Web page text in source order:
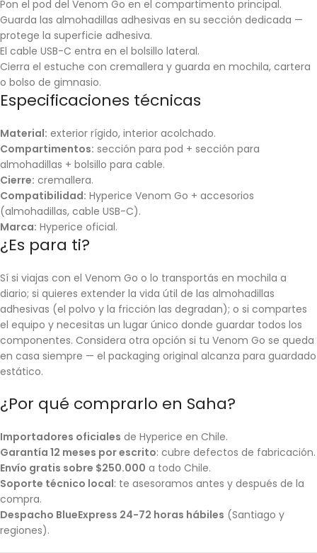
Pon el pod del Venom Go en el compartimento principal.
Guarda las almohadillas adhesivas en su sección dedicada —
protege la superficie adhesiva.
El cable USB-C entra en el bolsillo lateral.
Cierra el estuche con cremallera y guarda en mochila, cartera
o bolso de gimnasio.
Especificaciones técnicas
Material: exterior rígido, interior acolchado.
Compartimentos: sección para pod + sección para
almohadillas + bolsillo para cable.
Cierre: cremallera.
Compatibilidad: Hyperice Venom Go + accesorios
(almohadillas, cable USB-C).
Marca: Hyperice oficial.
¿Es para ti?
Sí si viajas con el Venom Go o lo transportás en mochila a
diario; si quieres extender la vida útil de las almohadillas
adhesivas (el polvo y la fricción las degradan); o si compartes
el equipo y necesitas un lugar único donde guardar todos los
componentes. Considera otra opción si tu Venom Go se queda
en casa siempre — el packaging original alcanza para guardado
estático.
¿Por qué comprarlo en Saha?
Importadores oficiales de Hyperice en Chile.
Garantía 12 meses por escrito: cubre defectos de fabricación.
Envío gratis sobre $250.000 a todo Chile.
Soporte técnico local: te asesoramos antes y después de la
compra.
Despacho BlueExpress 24-72 horas hábiles (Santiago y
regiones).